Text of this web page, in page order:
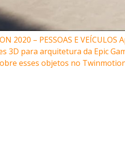
2020 – PESSOAS E
3D para arquitetura da Epic
esses objetos no